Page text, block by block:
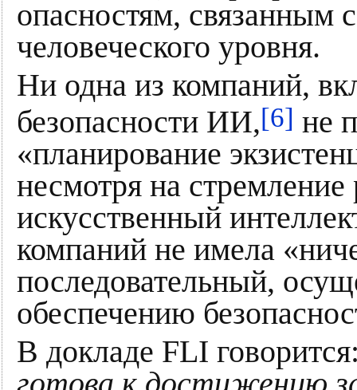
опасностям, связанным
человеческого уровня.
Ни одна из компаний,
безопасности ИИ,[6] не
«планирование
несмотря на
искусственный
компаний не имела
последовательный,
обеспечению
В докладе FLI